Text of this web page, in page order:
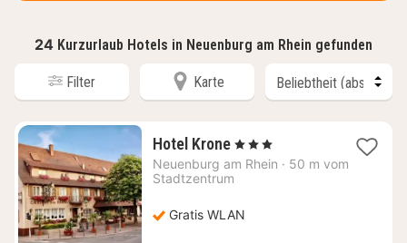
24 Kurzurlaub Hotels in Neuenburg am Rhein gefunden
Filter Karte
Hotel Krone1
Nacht
ab
€
, 3 Sterne
Neuenburg am Rhein · 50 m vom
Stadtzentrum
Gratis WLAN